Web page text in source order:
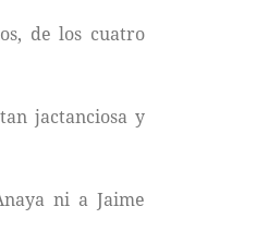
de los cuatro
jactanciosa y
ni a Jaime